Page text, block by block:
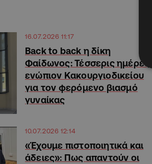
16.07.2026 11:17
Back to back η δίκη
Φαίδωνος: Τέσσερις ημέρες
ενώπιον Κακουργιοδικείου
για τον φερόμενο βιασμό
γυναίκας
10.07.2026 12:14
«Έχουμε πιστοποιητικά και
άδειες»: Πως απαντούν οι